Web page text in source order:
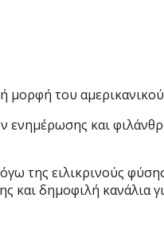
μορφή του
και
της ειλικρινούς
δημοφιλή κανάλια